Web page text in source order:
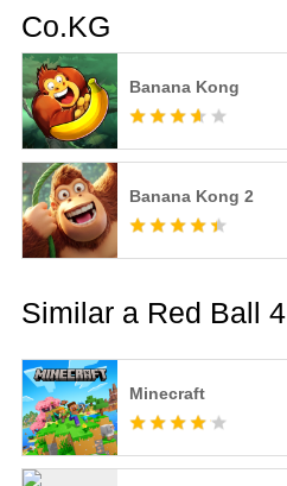
Co.KG
Banana Kong
Banana Kong 2
Similar a Red Ball 4
Minecraft